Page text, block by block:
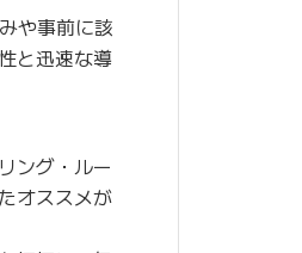
や事前に該
と迅速な導
ング・ルー
オススメが